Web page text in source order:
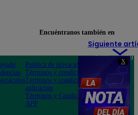
X
Siguiente
Encuéntranos también en
Política de privacidad
Términos y condiciones
Términos y condiciones
aplicación
Términos y Condiciones
APP
Teléfono: 219
Av. San
Felipe 968
Jesús María